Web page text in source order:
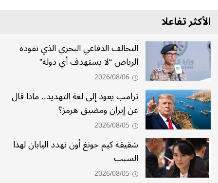
الأكثر تفاعلا
التحالف الدفاعي البحري الذي تقوده
الرياض “لا يستهدف أي دولة”
2026/08/06
ترامب يعود إلى لغة التهديد.. ماذا قال
عن إيران ومضيق هرمز؟
2026/08/05
شقيقة كيم جونغ أون تهدد اليابان لهذا
السبب
2026/08/05